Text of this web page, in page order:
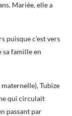
Mariée, elle a
puisque c’est vers
sa famille en
maternelle), Tubize
qui circulait
passant par